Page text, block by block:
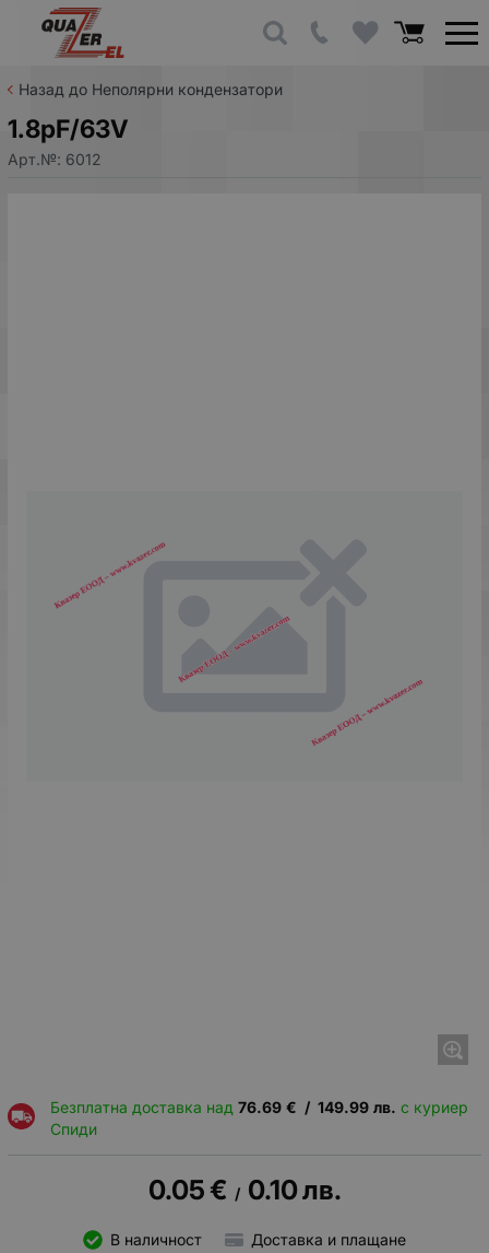
Назад до Неполярни кондензатори
1.8pF/63V
Арт.№: 6012
Безплатна доставка над 76.69 € / 149.99 лв. с куриер
Спиди
0.05€ / 0.10лв.
В наличност Доставка и плащане